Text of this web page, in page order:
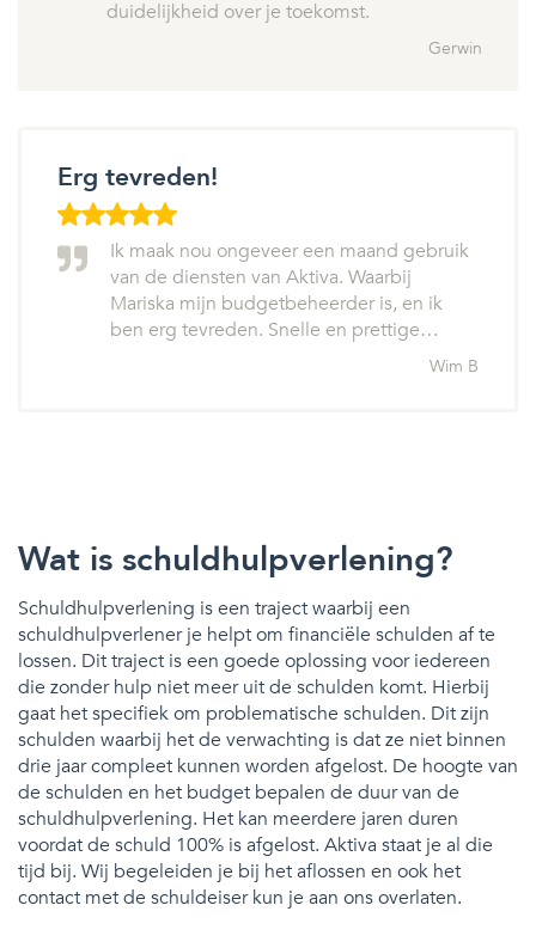
duidelijkheid over je toekomst.
Gerwin
Erg tevreden!
Ik maak nou ongeveer een maand gebruik
van de diensten van Aktiva. Waarbij
Mariska mijn budgetbeheerder is, en ik
ben erg tevreden. Snelle en prettige…
Wim B
Wat is schuldhulpverlening?
Schuldhulpverlening is een traject waarbij een
schuldhulpverlener je helpt om financiële schulden af te
lossen. Dit traject is een goede oplossing voor iedereen
die zonder hulp niet meer uit de schulden komt. Hierbij
gaat het specifiek om problematische schulden. Dit zijn
schulden waarbij het de verwachting is dat ze niet binnen
drie jaar compleet kunnen worden afgelost. De hoogte van
de schulden en het budget bepalen de duur van de
schuldhulpverlening. Het kan meerdere jaren duren
voordat de schuld 100% is afgelost. Aktiva staat je al die
tijd bij. Wij begeleiden je bij het aflossen en ook het
contact met de schuldeiser kun je aan ons overlaten.